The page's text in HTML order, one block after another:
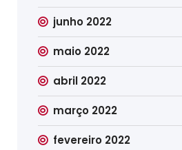
junho 2022
maio 2022
abril 2022
março 2022
fevereiro 2022